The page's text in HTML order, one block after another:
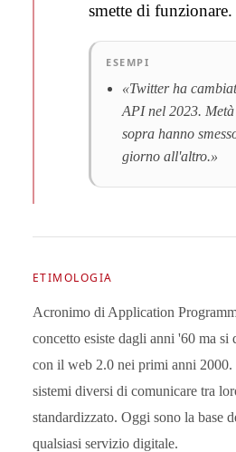
smette di funzionare.
ESEMPI
«Twitter ha
API nel 2023.
sopra hanno
giorno all'altro.»
ETIMOLOGIA
Acronimo di Application
concetto esiste dagli anni '60 ma si
con il web 2.0 nei primi anni 2000.
sistemi diversi di comunicare tra
standardizzato. Oggi sono la base
qualsiasi servizio digitale.